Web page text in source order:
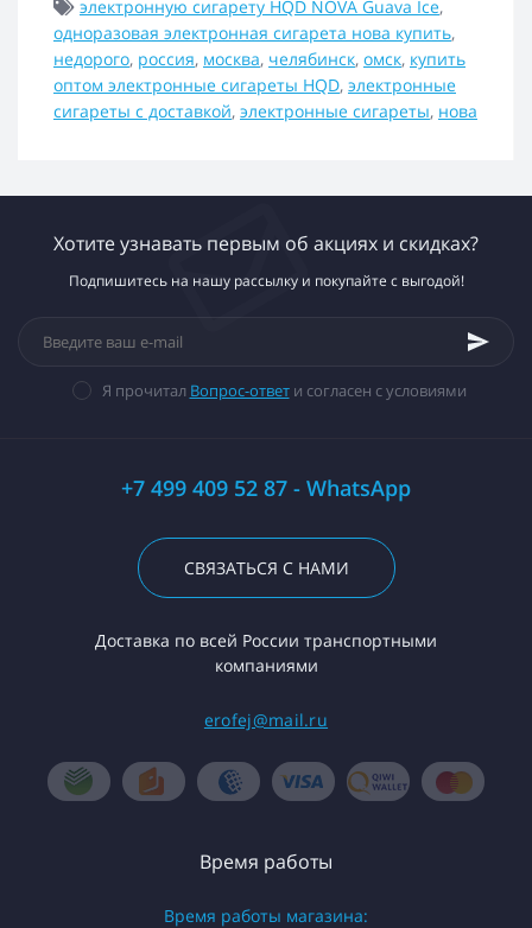
электронную сигарету HQD NOVA Guava Ice,
одноразовая электронная сигарета нова купить,
недорого, россия, москва, челябинск, омск, купить
оптом электронные сигареты HQD, электронные
сигареты с доставкой, электронные сигареты, нова
Хотите узнавать первым об акциях и скидках?
Подпишитесь на нашу рассылку и покупайте с выгодой!
Я прочитал Вопрос-ответи согласен с условиями
+7 499 409 52 87 - WhatsApp
СВЯЗАТЬСЯ С НАМИ
Доставка по всей России транспортными
компаниями
erofej@mail.ru
Время работы
Время работы магазина: